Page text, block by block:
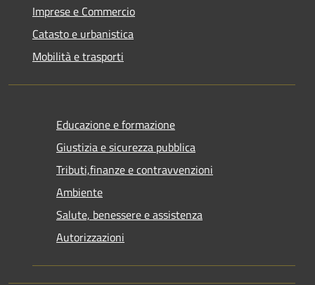
Imprese e Commercio
Catasto e urbanistica
Mobilità e trasporti
Educazione e formazione
Giustizia e sicurezza pubblica
Tributi,finanze e contravvenzioni
Ambiente
Salute, benessere e assistenza
Autorizzazioni